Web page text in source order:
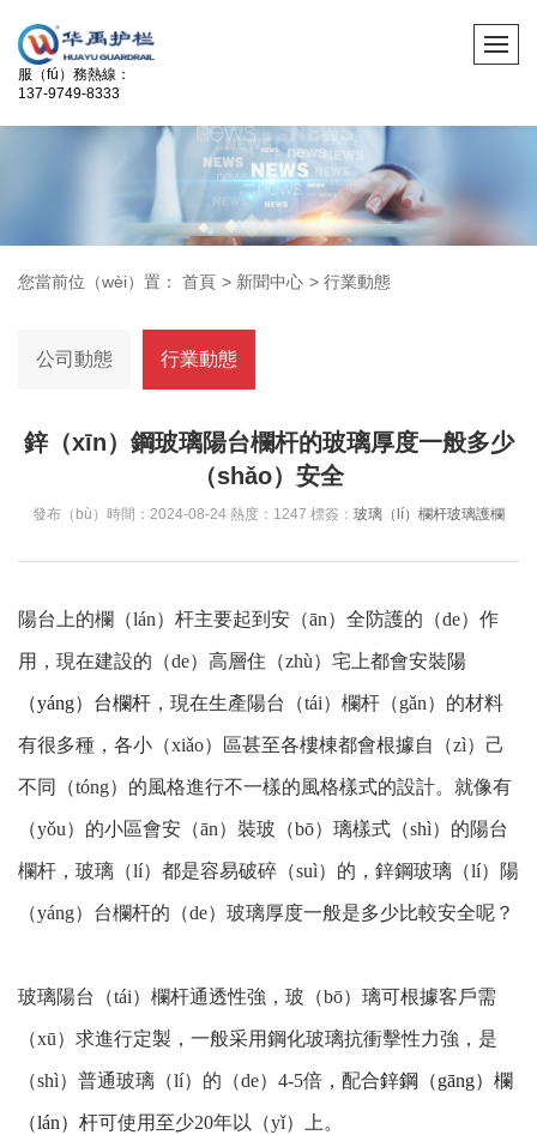
服（fú）務熱線：
137-9749-8333
您當前位（wèi）置： 首頁 > 新聞中心 > 行業動態
公司動態 行業動態
鋅（xīn）鋼玻璃陽台欄杆的玻璃厚度一般多少
（shǎo）安全
發布（bù）時間：2024-08-24 熱度：1247 標簽： 玻璃（lí）欄杆玻璃護欄
陽台上的欄（lán）杆主要起到安（ān）全防護的（de）作
用，現在建設的（de）高層住（zhù）宅上都會安裝陽
（yáng）台欄杆 ，現在生產陽台（tái）欄杆（gǎn）的材料
有很多種，各小（xiǎo）區甚至各樓棟都會根據自（zì）己
不同（tóng）的風格進行不一樣的風格樣式的設計。就像有
（yǒu）的小區會安（ān）裝玻（bō）璃樣式（shì）的陽台
欄杆，玻璃（lí）都是容易破碎（suì）的，鋅鋼玻璃（lí）陽
（yáng）台欄杆的（de）玻璃厚度一般是多少比較安全呢？
玻璃陽台（tái）欄杆通透性強，玻（bō）璃可根據客戶需
（xū）求進行定製，一般采用鋼化玻璃抗衝擊性力強，是
（shì）普通玻璃（lí）的（de）4-5倍，配合鋅鋼（gāng）欄
（lán）杆可使用至少20年以（yǐ）上。